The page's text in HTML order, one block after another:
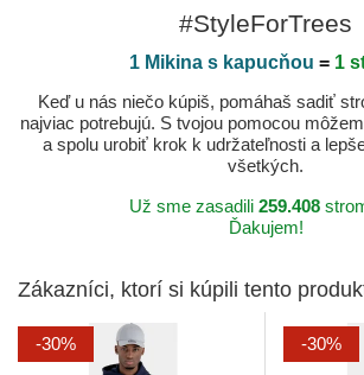
#StyleForTrees
1 Mikina s kapucňou = 1
Keď u nás niečo kúpiš, pomáhaš sadiť
najviac potrebujú. S tvojou pomocou
a spolu urobiť krok k udržateľnosti a
všetkých.
Už sme zasadili 259.408
Ďakujem!
Zákazníci, ktorí si kúpili tento
-30% -30%